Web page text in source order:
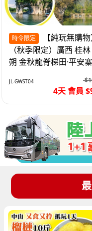
時令限定
（秋季限定）廣西 桂
朔 金秋龍脊梯田·平安
4天
JL-GWST04
4天 會員